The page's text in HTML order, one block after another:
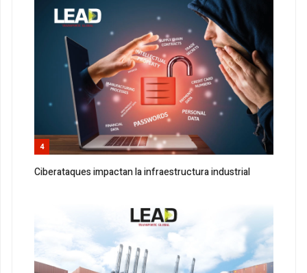
4
Ciberataques impactan la infraestructura industrial